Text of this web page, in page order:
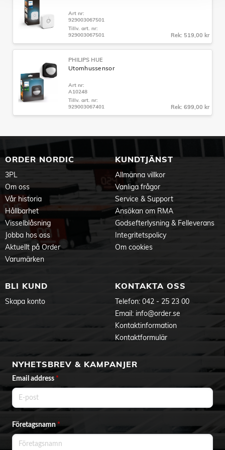
Specifikationer
Storlek: 45x77x45
Driftsfuktighet: 5 % <H<95 % (icke-kondenserande)
Driftstemperatur: -20 °C till +45 °C
Dimbar med Hue-app och strömbrytare: Ja
Färgåtergivningsindex: 80
Ljusflöde på 4 000 K: 470 lm
Referenskontrollinställning*: 4000K; via Hue app scene "Cool
bright"
Ljusstyrka: 470
Färgtemperatur: 2000-6500K
Diameter: 45 mm
Sockel: E14
Livslängd: 25 000 h
Ljusflöde: 470 lm
Max. vilolägeseffekt: 0,5 W
Antal tändningar/släckningar: 50 000
Effektfaktor: 0.5
Specificerad livslängd: 25 000 h
Uppgraderbar programvara: Ja
Starta: Omedelbart 100 % ljusflöde
Wattstyrka: 5,1 W
Kommunikationsprotokoll: Bluetooth och Zigbee
Djupt dimbar: Ja
Uppgraderbar programvara: När den är ansluten till Hue
Bridge
Art nr:
929003067501
Tillv. art. nr:
929003067501
Rek: 519,00 kr
PHILIPS HUE
Utomhussensor
Art nr:
A10248
Tillv. art. nr:
929003067401
Rek: 699,00 kr
ORDER NORDIC
3PL
Om oss
Vår historia
Hållbarhet
Visselblåsning
Jobba hos oss
Aktuellt på Order
Varumärken
KUNDTJÄNST
Allmänna villkor
Vanliga frågor
Service & Support
Ansökan om RMA
Godsefterlysning & Felleverans
Integritetspolicy
Om cookies
BLI KUND
Skapa konto
KONTAKTA OSS
Telefon: 042 - 25 23 00
Email: info@order.se
Kontaktinformation
Kontaktformulär
NYHETSBREV & KAMPANJER
Email address *
Företagsnamn*